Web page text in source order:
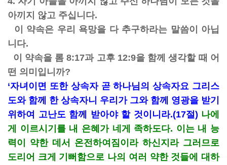
아끼지 않고 주십니다.
이 약속은 우리 욕망을 다 추구하라는 말씀이 아닙
니다.
이 약속을 롬 8:17과 고후 12:9을 함께 생각할 때 어
떤 의미입니까?
‘자녀이면 또한 상속자 곧 하나님의 상속자요 그리스
도와 함께 한 상속자니 우리가 그와 함께 영광을 받기
위하여 고난도 함께 받아야 할 것이니라.(17절) 나에
게 이르시기를 내 은혜가 네게 족하도다. 이는 내 능
력이 약한 데서 온전하여짐이라 하신지라 그러므로
도리어 크게 기뻐함으로 나의 여러 약한 것들에 대하